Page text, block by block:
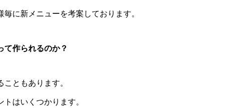
に新メニューを考案しております。
て作られるのか？
ともあります。
はいくつかります。